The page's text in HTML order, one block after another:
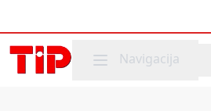
Mobile menu
Navigacija